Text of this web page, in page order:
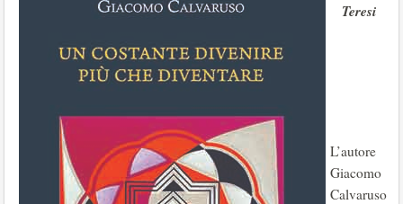
Teresi
L’autore
Giacomo
Calvaruso